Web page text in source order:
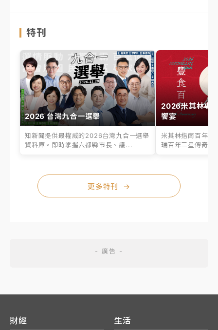
特刊
2026 台灣九合一選舉
知新聞提供最權威的2026台灣九合一選舉
資料庫。即時掌握六都縣市長、議...
2026米其林專
饗宴
米其林指南百年之
瑞百年三星傳奇、
更多特刊 →
財經 生活